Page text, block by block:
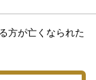
方が亡くなられた